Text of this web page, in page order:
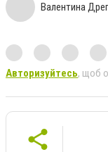
Валентина
Авторизуйтесь, щоб